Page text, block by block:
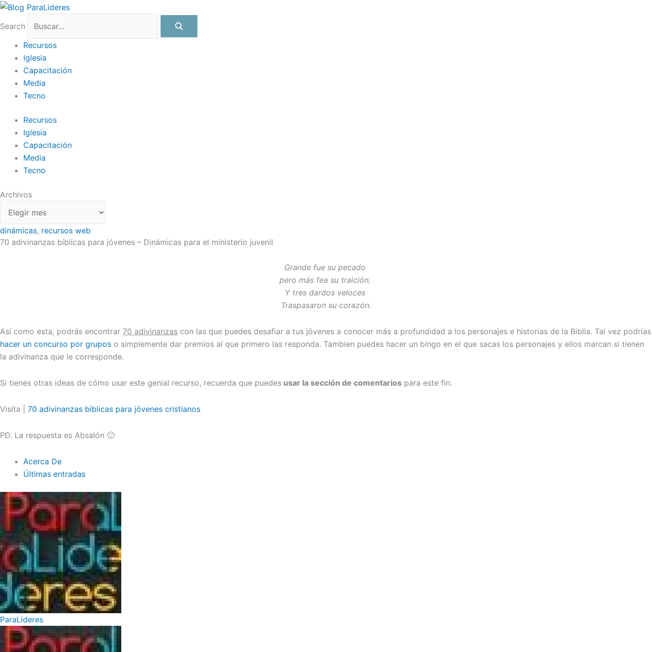
Ir
contenido
Search
Recursos
Iglesia
Capacitación
Media
Tecno
Recursos
Iglesia
Capacitación
Media
Tecno
Archivos
Archivos
dinámicas, recursos web
70 adivinanzas bíblicas para jóvenes – Dinámicas para el ministerio juvenil
Grande fue su pecado
pero más fea su traición.
Y tres dardos veloces
Traspasaron su corazón.
Así como esta, podrás encontrar 70 adivinanzas con las que puedes desafiar a tus jóvenes a conocer más a profundidad a los personajes e historias de la Biblia. Tal vez podrías
hacer un concurso por grupos o simplemente dar premios al que primero las responda. Tambien puedes hacer un bingo en el que sacas los personajes y ellos marcan si tienen
la adivinanza que le corresponde.
Si tienes otras ideas de cómo usar este genial recurso, recuerda que puedes usar la sección de comentarios para este fin.
Visita | 70 adivinanzas bíblicas para jóvenes cristianos
PD. La respuesta es Absalón 🙂
Acerca De
Últimas entradas
ParaLideres